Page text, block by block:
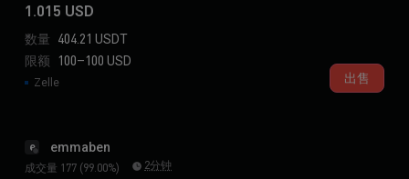
1.015 USD
数量
限额
404.21 USDT
100–100 USD
Zelle 出售
e emmaben
成交量 177 (99.00%) 2分钟